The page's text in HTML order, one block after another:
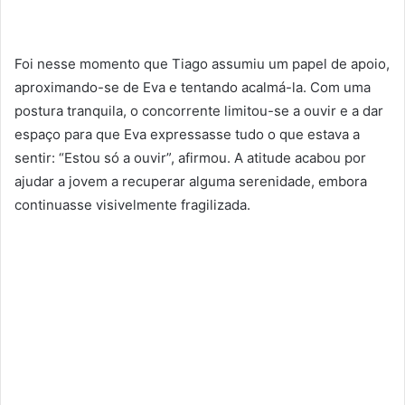
Foi nesse momento que Tiago assumiu um papel de apoio,
aproximando-se de Eva e tentando acalmá-la. Com uma
postura tranquila, o concorrente limitou-se a ouvir e a dar
espaço para que Eva expressasse tudo o que estava a
sentir: “Estou só a ouvir”, afirmou. A atitude acabou por
ajudar a jovem a recuperar alguma serenidade, embora
continuasse visivelmente fragilizada.